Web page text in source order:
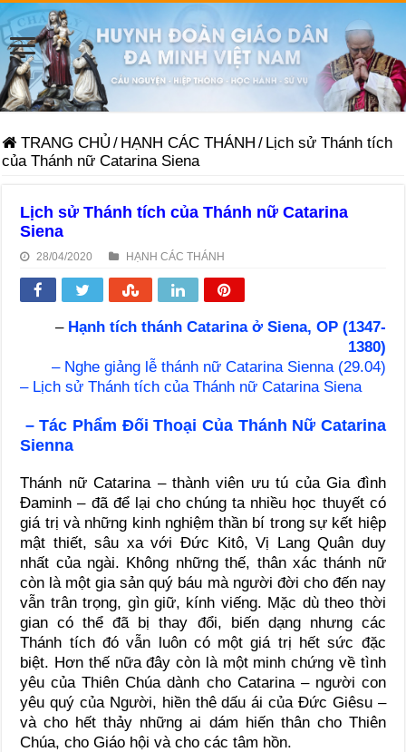
TRANG CHỦ / HẠNH CÁC THÁNH / Lịch sử Thánh tích
của Thánh nữ Catarina Siena
Lịch sử Thánh tích của Thánh nữ Catarina
Siena
28/04/2020 HẠNH CÁC THÁNH
– Hạnh tích thánh Catarina ở Siena, OP (1347-
1380)
– Nghe giảng lễ thánh nữ Catarina Sienna (29.04)
– Lịch sử Thánh tích của Thánh nữ Catarina Siena
– Tác Phẩm Đối Thoại Của Thánh Nữ Catarina
Sienna
Thánh nữ Catarina – thành viên ưu tú của Gia đình
Đaminh – đã để lại cho chúng ta nhiều học thuyết có
giá trị và những kinh nghiệm thần bí trong sự kết hiệp
mật thiết, sâu xa với Đức Kitô, Vị Lang Quân duy
nhất của ngài. Không những thế, thân xác thánh nữ
còn là một gia sản quý báu mà người đời cho đến nay
vẫn trân trọng, gìn giữ, kính viếng. Mặc dù theo thời
gian có thể đã bị thay đổi, biến dạng nhưng các
Thánh tích đó vẫn luôn có một giá trị hết sức đặc
biệt. Hơn thế nữa đây còn là một minh chứng về tình
yêu của Thiên Chúa dành cho Catarina – người con
yêu quý của Người, hiền thê dấu ái của Đức Giêsu –
và cho hết thảy những ai dám hiến thân cho Thiên
Chúa, cho Giáo hội và cho các tâm hồn.